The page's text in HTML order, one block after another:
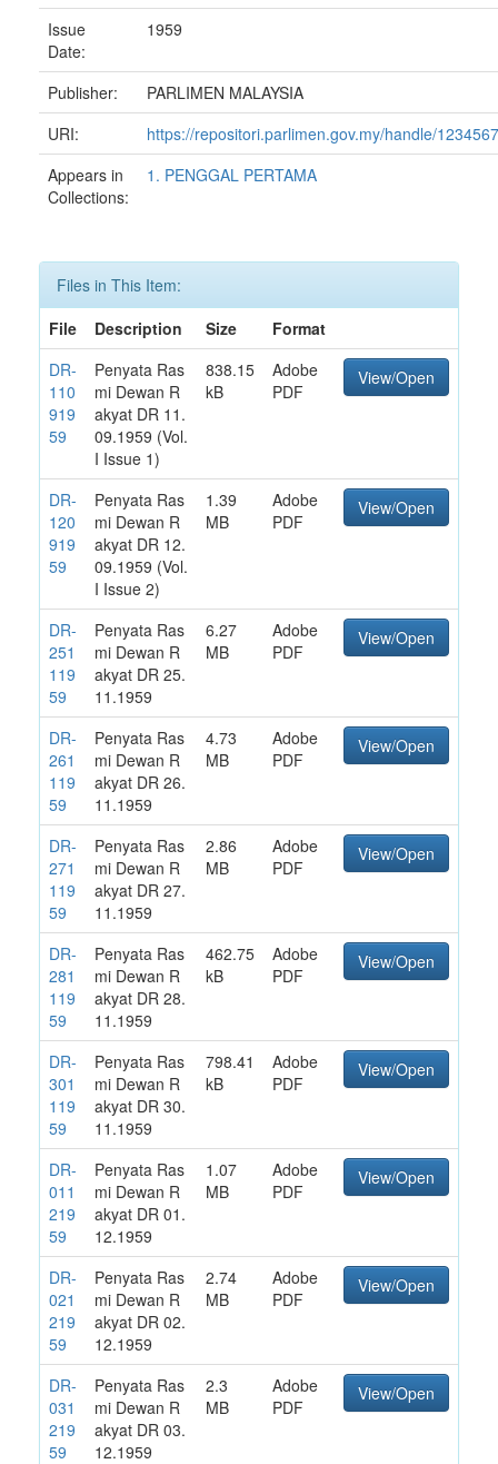
Issue
Date:
1959
Publisher:
PARLIMEN MALAYSIA
URI:
https://repositori.parlimen.gov.my/handle/
Appears in
Collections:
1. PENGGAL PERTAMA
Files in This Item:
File
Description Size
Format
DR-
110
919
59
Penyata Ras
mi Dewan R
akyat DR 11.
09.1959 (Vol.
I Issue 1)
838.15
kB
Adobe
PDF
View/Open
DR-
120
919
59
Penyata Ras
mi Dewan R
akyat DR 12.
09.1959 (Vol.
I Issue 2)
1.39
MB
Adobe
PDF
View/Open
DR-
251
119
59
Penyata Ras
mi Dewan R
akyat DR 25.
11.1959
6.27
MB
Adobe
PDF
View/Open
DR-
261
119
59
Penyata Ras
mi Dewan R
akyat DR 26.
11.1959
4.73
MB
Adobe
PDF
View/Open
DR-
271
119
59
Penyata Ras
mi Dewan R
akyat DR 27.
11.1959
2.86
MB
Adobe
PDF
View/Open
DR-
281
119
59
Penyata Ras
mi Dewan R
akyat DR 28.
11.1959
462.75
kB
Adobe
PDF
View/Open
DR-
301
119
59
Penyata Ras
mi Dewan R
akyat DR 30.
11.1959
798.41
kB
Adobe
PDF
View/Open
DR-
011
219
59
Penyata Ras
mi Dewan R
akyat DR 01.
12.1959
1.07
MB
Adobe
PDF
View/Open
DR-
021
219
59
Penyata Ras
mi Dewan R
akyat DR 02.
12.1959
2.74
MB
Adobe
PDF
View/Open
DR-
031
219
59
Penyata Ras
mi Dewan R
akyat DR 03.
12.1959
2.3
MB
Adobe
PDF
View/Open